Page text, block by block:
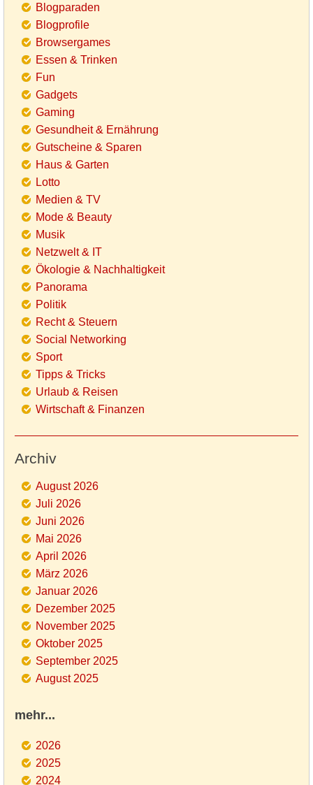
Blogparaden
Blogprofile
Browsergames
Essen & Trinken
Fun
Gadgets
Gaming
Gesundheit & Ernährung
Gutscheine & Sparen
Haus & Garten
Lotto
Medien & TV
Mode & Beauty
Musik
Netzwelt & IT
Ökologie & Nachhaltigkeit
Panorama
Politik
Recht & Steuern
Social Networking
Sport
Tipps & Tricks
Urlaub & Reisen
Wirtschaft & Finanzen
Archiv
August 2026
Juli 2026
Juni 2026
Mai 2026
April 2026
März 2026
Januar 2026
Dezember 2025
November 2025
Oktober 2025
September 2025
August 2025
mehr...
2026
2025
2024